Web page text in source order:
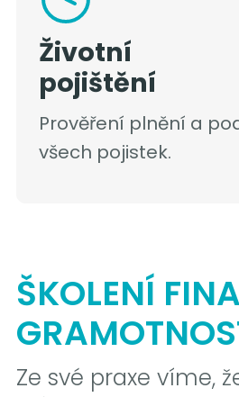
Životní
pojištění
Prověření plnění a
všech pojistek.
ŠKOLENÍ
Ze své praxe víme,